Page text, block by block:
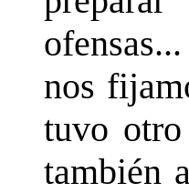
nos
tuvo
también